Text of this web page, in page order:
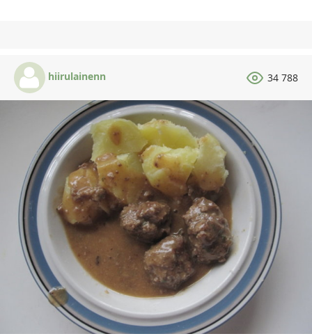
hiirulainenn 34 788